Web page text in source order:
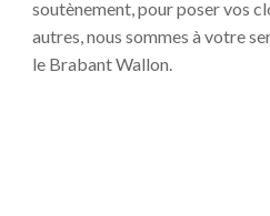
soutènement, pour poser vos
autres, nous sommes à votre
le Brabant Wallon.